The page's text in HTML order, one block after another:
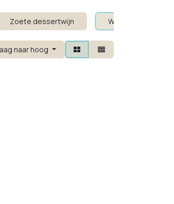
Zoete dessertwijn Wit zonder alcohol
naar hoog